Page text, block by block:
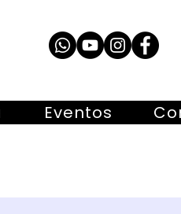
Eventos